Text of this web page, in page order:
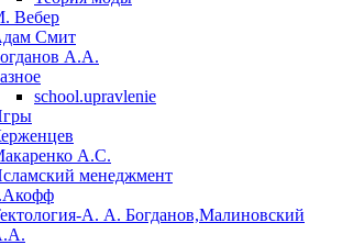
Вебер
Смит
А.А.
school.upravlenie
А.С.
менеджмент
А. А. Богданов,Малиновский